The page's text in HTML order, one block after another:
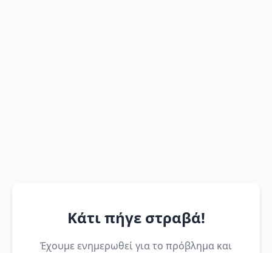
Κάτι πήγε στραβά!
Έχουμε ενημερωθεί για το πρόβλημα και